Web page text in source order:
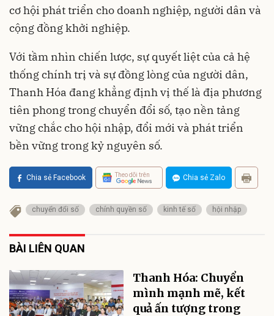
cơ hội phát triển cho doanh nghiệp, người dân và
cộng đồng khởi nghiệp.
Với tầm nhìn chiến lược, sự quyết liệt của cả hệ
thống chính trị và sự đồng lòng của người dân,
Thanh Hóa đang khẳng định vị thế là địa phương
tiên phong trong chuyển đổi số, tạo nền tảng
vững chắc cho hội nhập, đổi mới và phát triển
bền vững trong kỷ nguyên số.
Chia sẻ Facebook Theo dõi trên Chia sẻ Zalo
chuyển đổi số chính quyền số kinh tế số hội nhập
BÀI LIÊN QUAN
Thanh Hóa: Chuyển
mình mạnh mẽ, kết
quả ấn tượng trong